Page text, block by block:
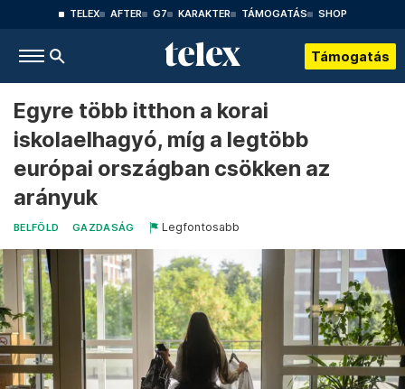
TELEX AFTER G7 KARAKTER TÁMOGATÁS SHOP
Támogatás
Egyre több itthon a korai
iskolaelhagyó, míg a legtöbb
európai országban csökken az
arányuk
BELFÖLD GAZDASÁG Legfontosabb